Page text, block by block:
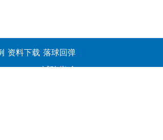
资料下载 落球回弹
试验仪,介